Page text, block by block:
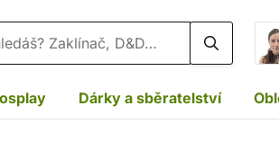
Dárky a sběratelství